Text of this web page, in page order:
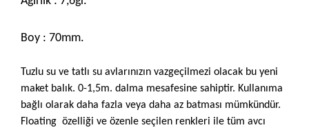
Boy : 70mm.
Tuzlu su ve tatlı su avlarınızın vazgeçilmezi olacak bu yeni
maket balık. 0-1,5m. dalma mesafesine sahiptir. Kullanıma
bağlı olarak daha fazla veya daha az batması mümkündür.
Floating özelliği ve özenle seçilen renkleri ile tüm avcı